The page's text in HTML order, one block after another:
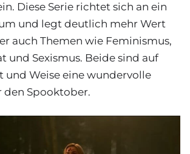
Diese Serie richtet sich an ein
und legt deutlich mehr Wert
auch Themen wie Feminismus,
und Sexismus. Beide sind auf
und Weise eine wundervolle
den Spooktober.